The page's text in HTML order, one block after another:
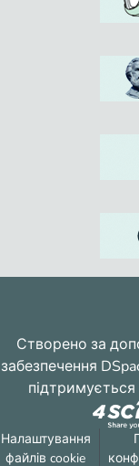
Створено за
забезпечення
Налаштування
файлів cookie